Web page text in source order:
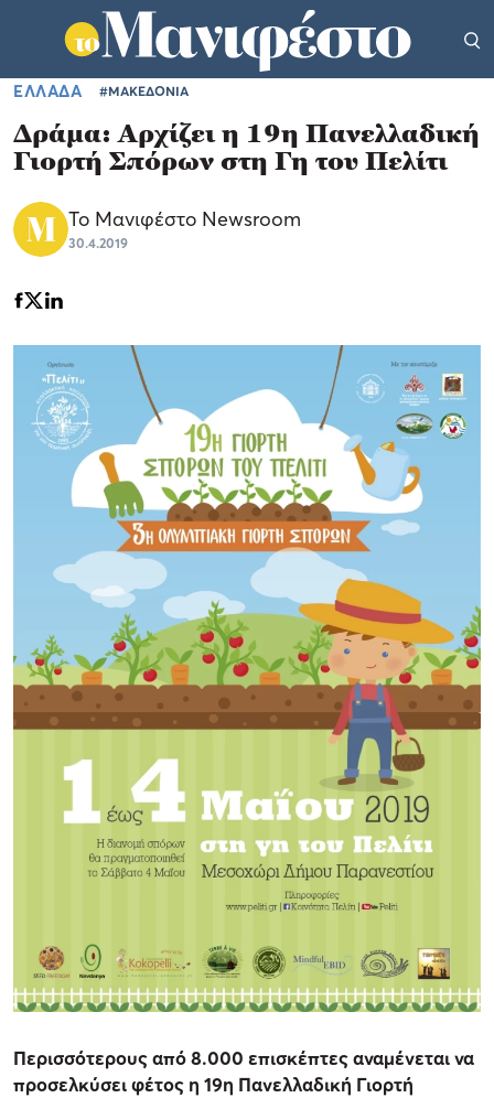
ΕΛΛΑΔΑ #ΜΑΚΕΔΟΝΙΑ
Δράμα: Αρχίζει η 19η Πανελλαδική
Γιορτή Σπόρων στη Γη του Πελίτι
Το Μανιφέστο Newsroom
30.4.2019
Περισσότερους από 8.000 επισκέπτες αναμένεται να
προσελκύσει φέτος η 19η Πανελλαδική Γιορτή